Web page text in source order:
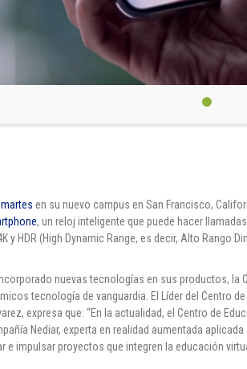
en su nuevo campus en San Francisco,
, un reloj inteligente que puede hacer
y HDR (High Dynamic Range, es decir, Alto Rango
nuevas tecnologías en sus productos, la
tecnología de vanguardia. El Líder del Centro
expresa que: “En la actualidad, el Centro de
Nediar, experta en realidad aumentada
e impulsar proyectos que integren la educación